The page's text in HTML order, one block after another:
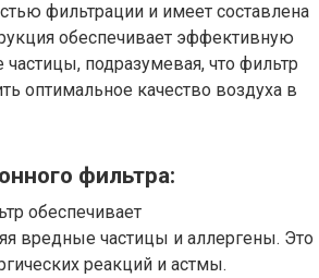
фильтрации и имеет составлена
обеспечивает эффективную
подразумевая, что фильтр
оптимальное качество воздуха в
фильтра:
обеспечивает
вредные частицы и аллергены. Это
реакций и астмы.